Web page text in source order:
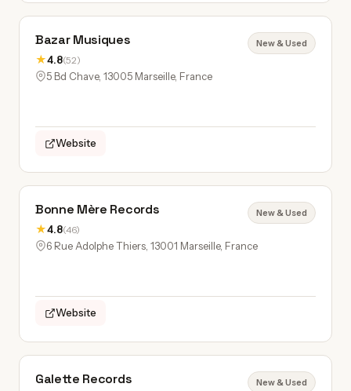
Bazar Musiques
★4.8(52)
New & Used
5 Bd Chave, 13005 Marseille, France
Website
Bonne Mère Records
★4.8(46)
New & Used
6 Rue Adolphe Thiers, 13001 Marseille, France
Website
Galette Records New & Used